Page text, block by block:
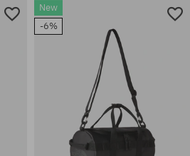
univerzálna veľkosť
New
-6%